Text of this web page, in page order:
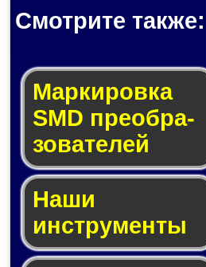
Смотрите также:
Мар­ки­ров­ка
SMD пре­об­ра­
зо­ва­те­лей
Наши
инструменты